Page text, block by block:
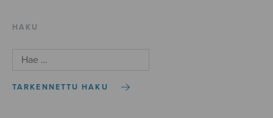
HAKU
TARKENNETTU HAKU